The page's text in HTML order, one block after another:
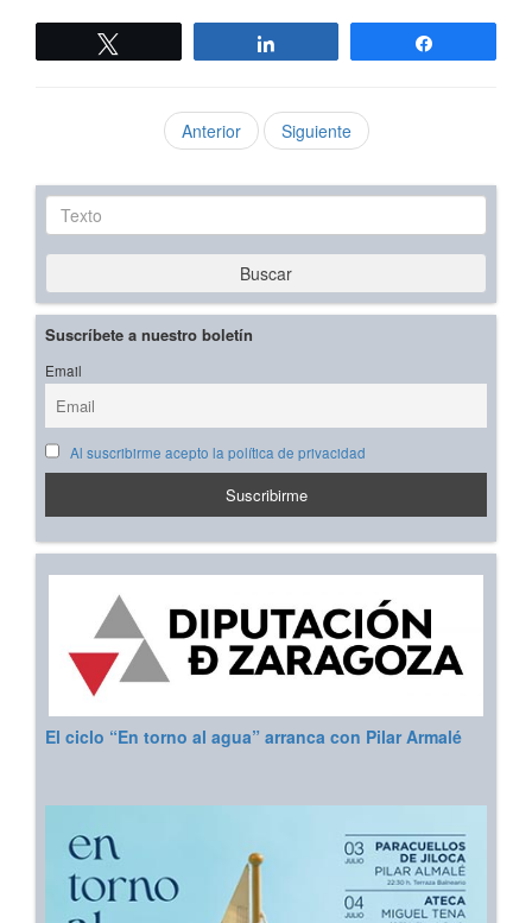
Anterior Siguiente
Texto
Buscar
Suscríbete a nuestro boletín
Email
Al suscribirme acepto la política de privacidad
El ciclo “En torno al agua” arranca con Pilar Armalé